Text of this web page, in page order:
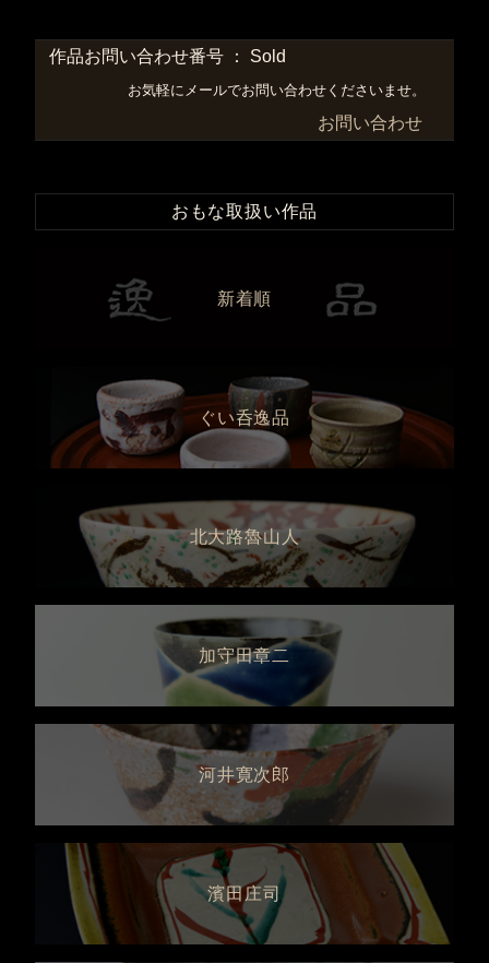
作品お問い合わせ番号 ： Sold
お気軽にメールでお問い合わせくださいませ。
お問い合わせ
おもな取扱い作品
新着順
ぐい呑逸品
北大路魯山人
加守田章二
河井寛次郎
濱田庄司